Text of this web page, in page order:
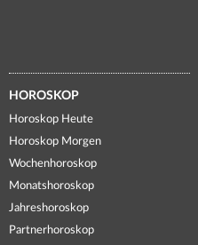
HOROSKOP
Horoskop Heute
Horoskop Morgen
Wochenhoroskop
Monatshoroskop
Jahreshoroskop
Partnerhoroskop